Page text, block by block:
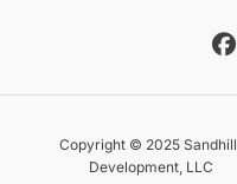
Copyright © 2025
Development, LLC